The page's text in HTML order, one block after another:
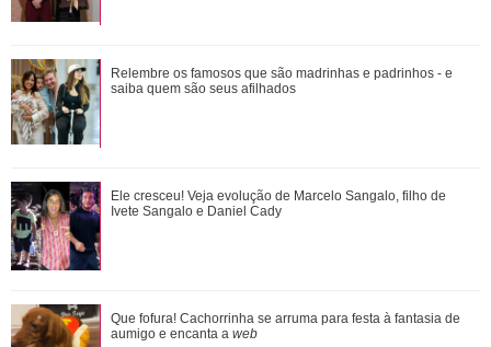
Além de Giovanna Ewbank... Relembre os amores de Bruno
Gagliasso
Agrado e Eduarda são prejudicadas pela proximidade com
João Raul. Saiba o que vai acontece...
Durante uma conversa com Filiz sobre o ex-marido de
Irmak, Kivanç acaba revelando que Irmak ...
Relembre os famosos que são madrinhas e padrinhos - e
saiba quem são seus afilhados
Ele cresceu! Veja evolução de Marcelo Sangalo, filho de
Ivete Sangalo e Daniel Cady
Que fofura! Cachorrinha se arruma para festa à fantasia de
aumigo e encanta a web